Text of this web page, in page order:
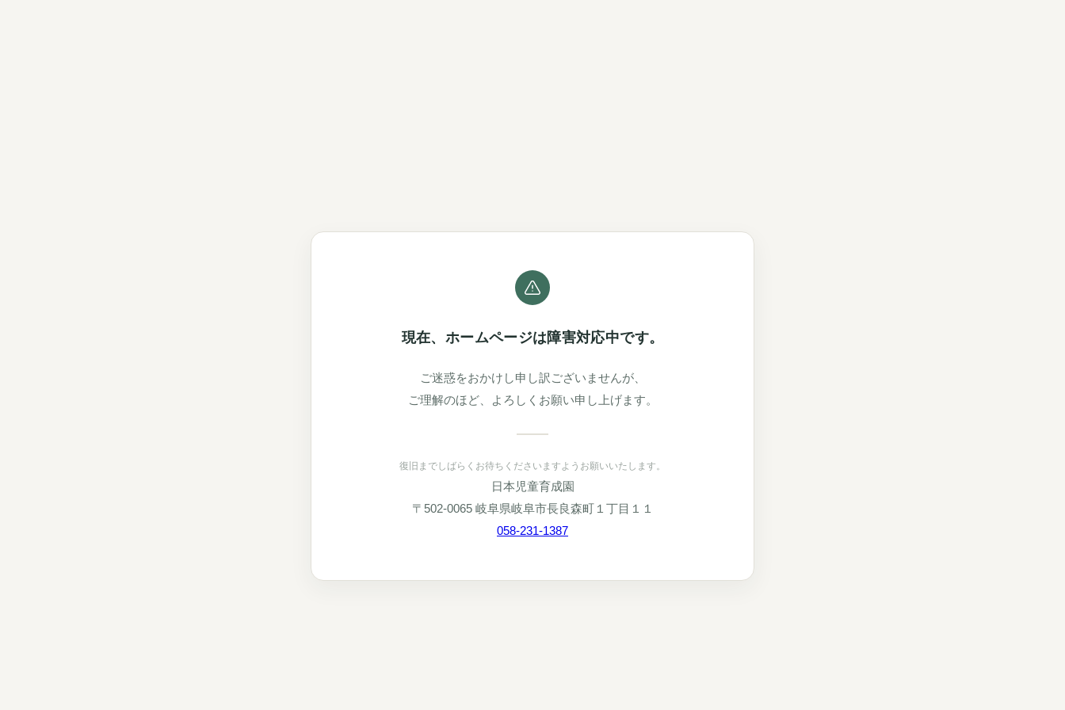
現在、ホームページは障害対応中です。
ご迷惑をおかけし申し訳ございませんが、
ご理解のほど、よろしくお願い申し上げます。
復旧までしばらくお待ちくださいますようお願いいたします。
日本児童育成園
〒502-0065 岐阜県岐阜市長良森町１丁目１１
058-231-1387